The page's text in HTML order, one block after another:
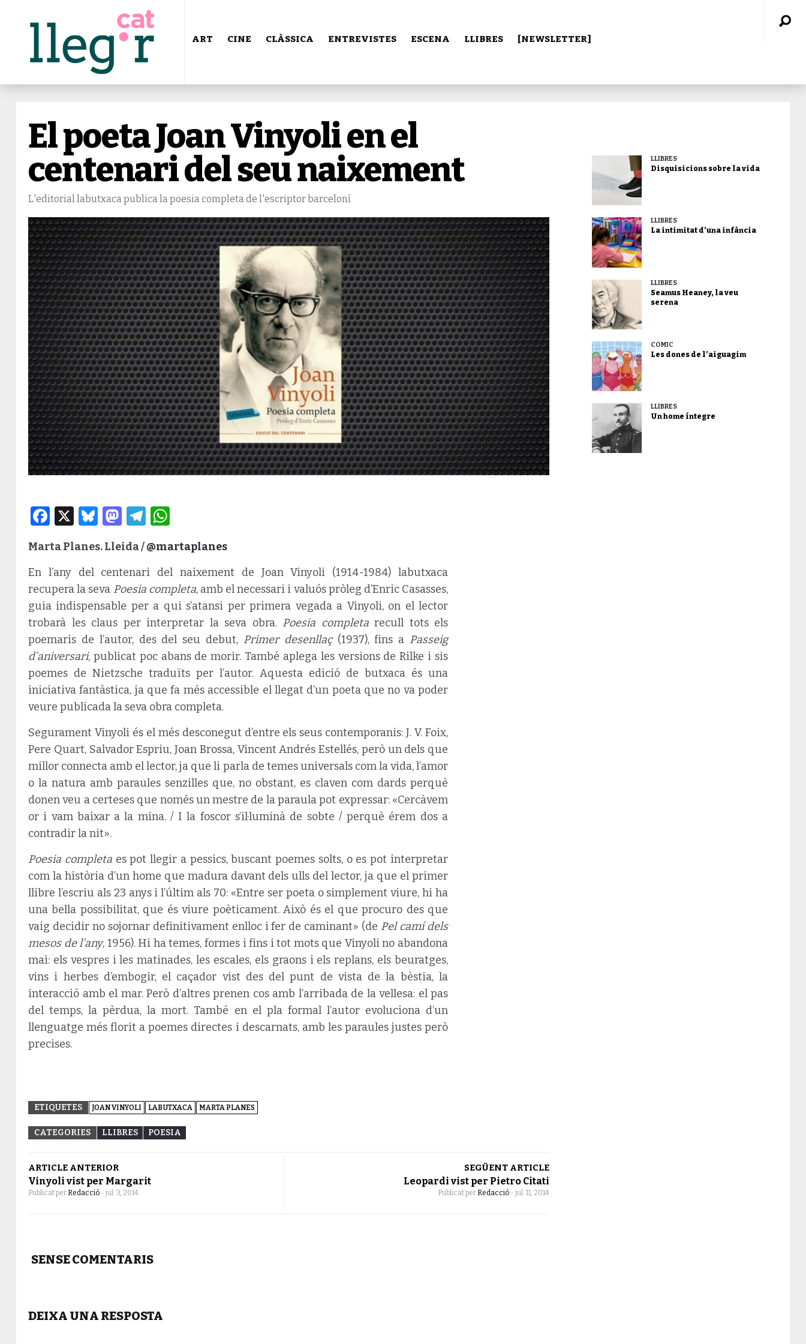
ART CINE CLÀSSICA ENTREVISTES ESCENA LLIBRES [NEWSLETTER]
El poeta Joan Vinyoli en el
centenari del seu naixement
L'editorial labutxaca publica la poesia completa de l'escriptor barceloní
Facebook
X Bluesky
Mastodon
Telegram
Marta Planes. Lleida /@martaplanes
En l’any del centenari del naixement de Joan Vinyoli (1914-1984) labutxaca
recupera la seva Poesia completa, amb el necessari i valuós pròleg d’Enric Casasses,
guia indispensable per a qui s’atansi per primera vegada a Vinyoli, on el lector
trobarà les claus per interpretar la seva obra. Poesia completarecull tots els
poemaris de l’autor, des del seu debut, Primer desenllaç (1937), fins a Passeig
d’aniversari, publicat poc abans de morir. També aplega les versions de Rilke i sis
poemes de Nietzsche traduïts per l’autor. Aquesta edició de butxaca és una
iniciativa fantàstica, ja que fa més accessible el llegat d’un poeta que no va poder
veure publicada la seva obra completa.
Segurament Vinyoli és el més desconegut d’entre els seus contemporanis: J. V. Foix,
Pere Quart, Salvador Espriu, Joan Brossa, Vincent Andrés Estellés, però un dels que
millor connecta amb el lector, ja que li parla de temes universals com la vida, l’amor
o la natura amb paraules senzilles que, no obstant, es claven com dards perquè
donen veu a certeses que només un mestre de la paraula pot expressar: «Cercàvem
or i vam baixar a la mina. / I la foscor s’il·luminà de sobte / perquè érem dos a
contradir la nit».
Poesia completaes pot llegir a pessics, buscant poemes solts, o es pot interpretar
com la història d’un home que madura davant dels ulls del lector, ja que el primer
llibre l’escriu als 23 anys i l’últim als 70: «Entre ser poeta o simplement viure, hi ha
una bella possibilitat, que és viure poèticament. Això és el que procuro des que
vaig decidir no sojornar definitivament enlloc i fer de caminant» (de Pel camí dels
mesos de l’any, 1956). Hi ha temes, formes i fins i tot mots que Vinyoli no abandona
mai: els vespres i les matinades, les escales, els graons i els replans, els beuratges,
vins i herbes d’embogir, el caçador vist des del punt de vista de la bèstia, la
interacció amb el mar. Però d’altres prenen cos amb l’arribada de la vellesa: el pas
del temps, la pèrdua, la mort. També en el pla formal l’autor evoluciona d’un
llenguatge més florit a poemes directes i descarnats, amb les paraules justes però
precises.
ETIQUETES JOAN VINYOLI LABUTXACA MARTA PLANES
CATEGORIES LLIBRES POESIA
ARTICLE ANTERIOR
Vinyoli vist per Margarit
Publicat per Redacció - jul. 3, 2014
SEGÜENT ARTICLE
Leopardi vist per Pietro Citati
Publicat per Redacció - jul. 11, 2014
SENSE COMENTARIS
DEIXA UNA RESPOSTA
LLIBRES
Disquisicions sobre la vida
LLIBRES
La intimitat d’una infància
LLIBRES
Seamus Heaney, la veu
serena
CÒMIC
Les dones de l’aiguagim
LLIBRES
Un home íntegre